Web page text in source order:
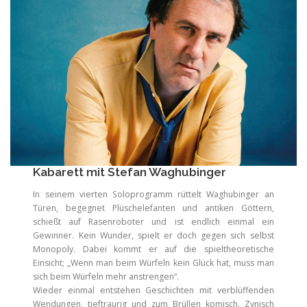
Kabarett mit Stefan Waghubinger
In seinem vierten Soloprogramm rüttelt Waghubinger an
Türen, begegnet Plüschelefanten und antiken Göttern,
schießt auf Rasenroboter und ist endlich einmal ein
Gewinner. Kein Wunder, spielt er doch gegen sich selbst
Monopoly. Dabei kommt er auf die spieltheoretische
Einsicht; „Wenn man beim Würfeln kein Glück hat, muss man
sich beim Würfeln mehr anstrengen“.
Wieder einmal entstehen Geschichten mit verblüffenden
Wendungen, tieftraurig und zum Brüllen komisch. Zynisch